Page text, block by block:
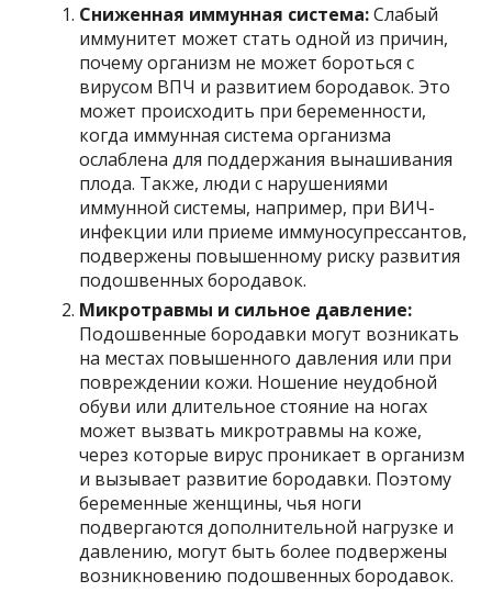
Сниженная иммунная система:Слабый
иммунитет может стать одной из причин,
почему организм не может бороться с
вирусом ВПЧ и развитием бородавок. Это
может происходить при беременности,
когда иммунная система организма
ослаблена для поддержания вынашивания
плода. Также, люди с нарушениями
иммунной системы, например, при ВИЧ-
инфекции или приеме иммуносупрессантов,
подвержены повышенному риску развития
подошвенных бородавок.
Микротравмы и сильное давление:
Подошвенные бородавки могут возникать
на местах повышенного давления или при
повреждении кожи. Ношение неудобной
обуви или длительное стояние на ногах
может вызвать микротравмы на коже,
через которые вирус проникает в организм
и вызывает развитие бородавки. Поэтому
беременные женщины, чья ноги
подвергаются дополнительной нагрузке и
давлению, могут быть более подвержены
возникновению подошвенных бородавок.